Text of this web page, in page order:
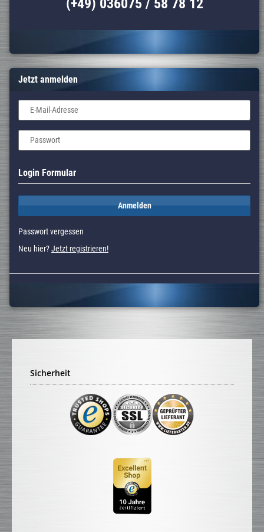
(+49) 036075 / 58 78 12
Jetzt anmelden
E-Mail-Adresse
Passwort
Login Formular
Anmelden
Passwort vergessen
Neu hier?Jetzt registrieren!
Sicherheit